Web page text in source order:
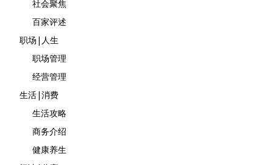
社会聚焦
百家评述
职场|人生
职场管理
经营管理
生活|消费
生活攻略
商务介绍
健康养生